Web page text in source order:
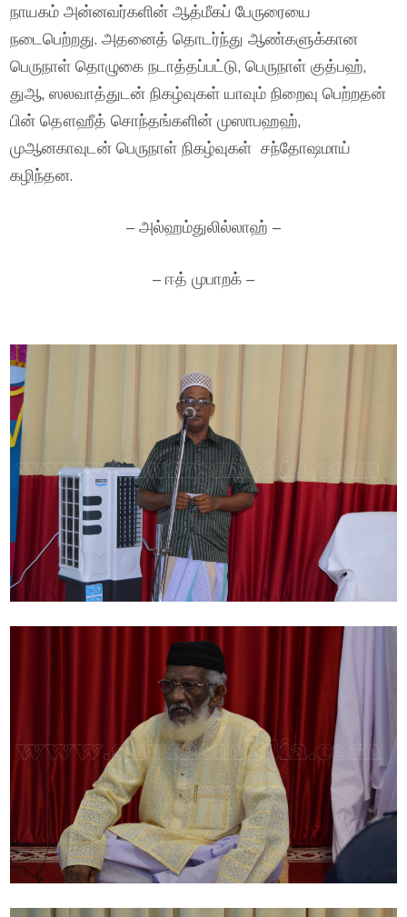
நாயகம் அன்னவர்களின் ஆத்மீகப் பேருரையை
நடைபெற்றது. அதனைத் தொடர்ந்து ஆண்களுக்கான
பெருநாள் தொழுகை நடாத்தப்பட்டு, பெருநாள் குத்பஹ்,
துஆ, ஸலவாத்துடன் நிகழ்வுகள் யாவும் நிறைவு பெற்றதன்
பின் தௌஹீத் சொந்தங்களின் முஸாபஹஹ்,
முஆனகாவுடன் பெருநாள் நிகழ்வுகள் சந்தோஷமாய்
கழிந்தன.
– அல்ஹம்துலில்லாஹ் –
– ஈத் முபாறக் –